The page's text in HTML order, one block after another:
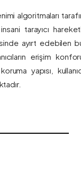
algoritmaları
tarayıcı
ayırt edebilen
erişim
yapısı,